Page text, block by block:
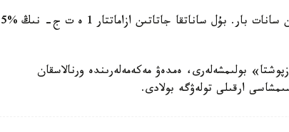
سونىمەن قاتار، ءوز بەتىنشە تولەۋشىلەر دەپ اتالاتىن سانات بار. بۇل ساناتقا جاتاتىن ازاماتتار 1 ە ت ج- نىڭ %5
بولىمشەلەرى، ەمدەۋ مەكەمەلەرىندە ورنالاسقان